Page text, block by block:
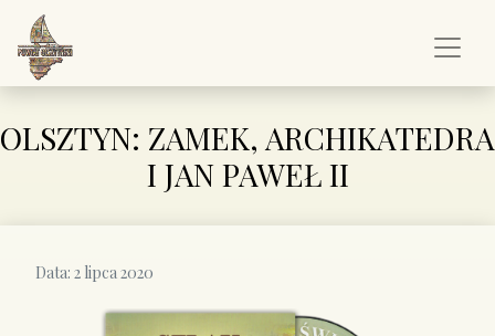
OLSZTYN: ZAMEK, ARCHIKATEDRA
I JAN PAWEŁ II
Data: 2 lipca 2020